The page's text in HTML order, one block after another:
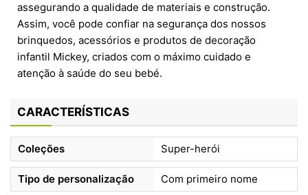
assegurando a qualidade de materiais e construção.
Assim, você pode confiar na segurança dos nossos
brinquedos, acessórios e produtos de decoração
infantil Mickey, criados com o máximo cuidado e
atenção à saúde do seu bebé.
CARACTERÍSTICAS
Coleções Super-herói
Tipo de personalização Com primeiro nome